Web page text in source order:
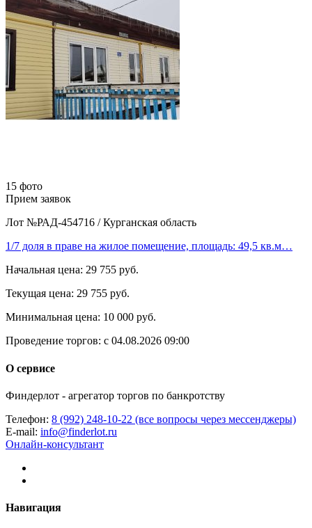
15 фото
Прием заявок
Лот №РАД-454716 / Курганская область
1/7 доля в праве на жилое помещение, площадь: 49,5 кв.м…
Начальная цена: 29 755 руб.
Текущая цена: 29 755 руб.
Минимальная цена: 10 000 руб.
Проведение торгов: с 04.08.2026 09:00
О сервисе
Финдерлот - агрегатор торгов по банкротству
Телефон: 8 (992) 248-10-22 (все вопросы через мессенджеры)
E-mail: info@finderlot.ru
Онлайн-консультант
Навигация